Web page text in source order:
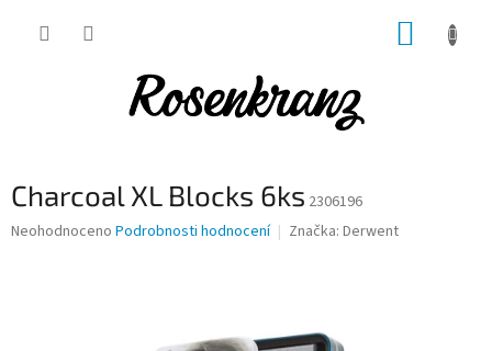
Charcoal XL Blocks 6ks 2306196
Průměrné
Neohodnoceno Podrobnosti hodnocení Značka: Derwent